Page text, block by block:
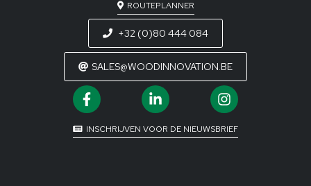
ROUTEPLANNER
+32 (0)80 444 084
SALES@WOODINNOVATION.BE
INSCHRIJVEN VOOR DE NIEUWSBRIEF